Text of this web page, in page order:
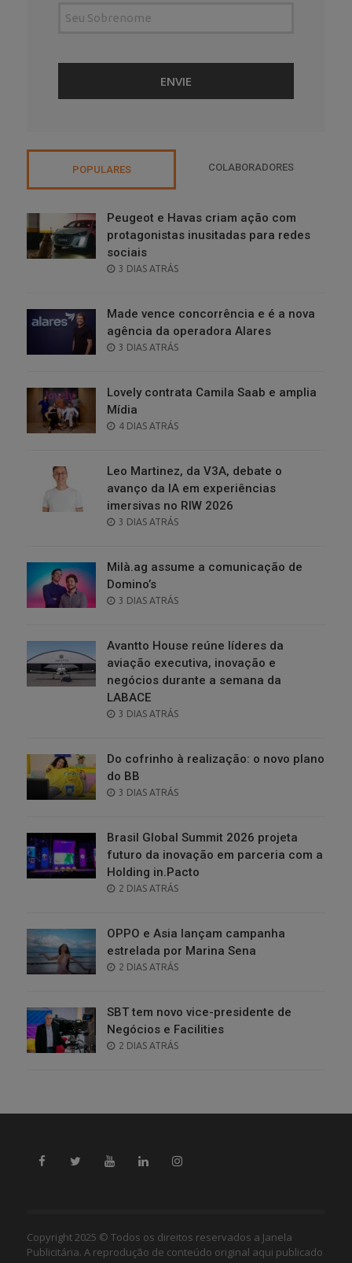
POPULARES COLABORADORES
Peugeot e Havas criam ação com
protagonistas inusitadas para redes
sociais
POSTED
3 DIAS ATRÁS
Made vence concorrência e é a nova
agência da operadora Alares
POSTED
3 DIAS ATRÁS
Lovely contrata Camila Saab e amplia
Mídia
POSTED
4 DIAS ATRÁS
Leo Martinez, da V3A, debate o
avanço da IA em experiências
imersivas no RIW 2026
POSTED
3 DIAS ATRÁS
Milà.ag assume a comunicação de
Domino’s
POSTED
3 DIAS ATRÁS
Avantto House reúne líderes da
aviação executiva, inovação e
negócios durante a semana da
LABACE
POSTED
3 DIAS ATRÁS
Do cofrinho à realização: o novo plano
do BB
POSTED
3 DIAS ATRÁS
Brasil Global Summit 2026 projeta
futuro da inovação em parceria com a
Holding in.Pacto
POSTED
2 DIAS ATRÁS
OPPO e Asia lançam campanha
estrelada por Marina Sena
POSTED
2 DIAS ATRÁS
SBT tem novo vice-presidente de
Negócios e Facilities
POSTED
2 DIAS ATRÁS
Copyright 2025 © Todos os direitos reservados a Janela
Publicitária. A reprodução de conteúdo original aqui publicado